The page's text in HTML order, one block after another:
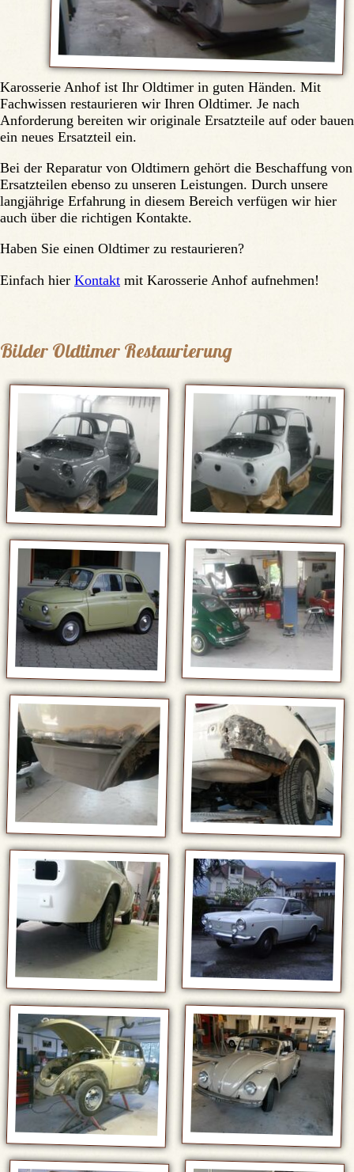
Karosserie Anhof ist Ihr Oldtimer in guten Händen. Mit
Fachwissen restaurieren wir Ihren Oldtimer. Je nach
Anforderung bereiten wir originale Ersatzteile auf oder bauen
ein neues Ersatzteil ein.
Bei der Reparatur von Oldtimern gehört die Beschaffung von
Ersatzteilen ebenso zu unseren Leistungen. Durch unsere
langjährige Erfahrung in diesem Bereich verfügen wir hier
auch über die richtigen Kontakte.
Haben Sie einen Oldtimer zu restaurieren?
Einfach hier Kontakt mit Karosserie Anhof aufnehmen!
Bilder Oldtimer Restaurierung